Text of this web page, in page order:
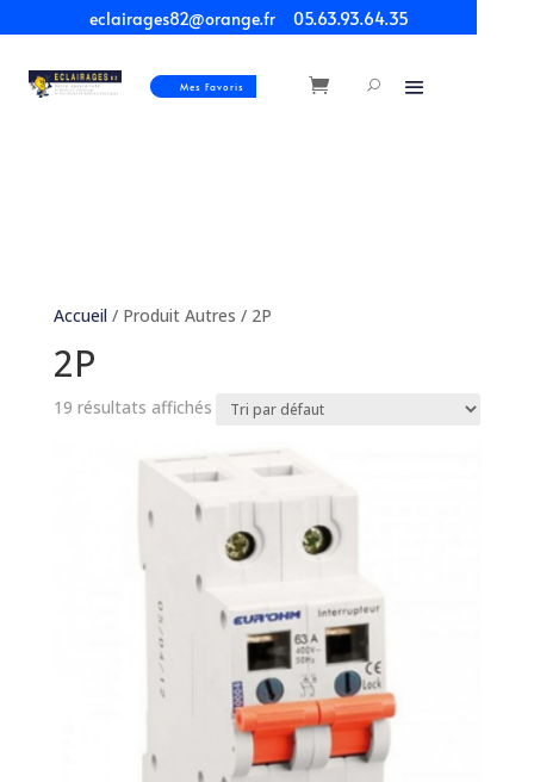
eclairages82@orange.fr 05.63.93.64.35
Mes Favoris
Accueil/ Produit Autres / 2P
2P
19 résultats affichés